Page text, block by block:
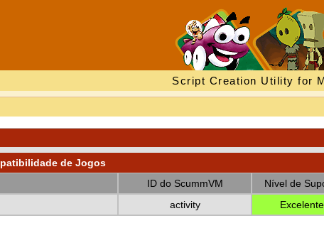
Script Creation Utility for
de Jogos
ID do ScummVM
Nível de
activity Excelente